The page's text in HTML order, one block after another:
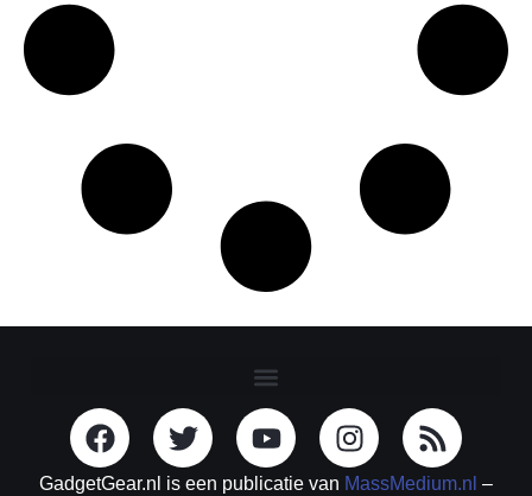
GadgetGear.nl is een publicatie van MassMedium.nl –